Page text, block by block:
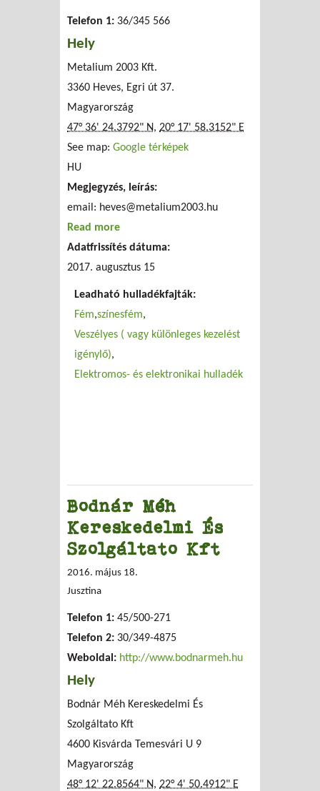
Telefon 1: 36/345 566
Hely
Metalium 2003 Kft.
3360 Heves, Egri út 37.
Magyarország
47° 36' 24.3792" N, 20° 17' 58.3152" E
See map: Google térképek
HU
Megjegyzés, leírás:
email: heves@metalium2003.hu
Read more
Adatfrissítés dátuma:
2017. augusztus 15
Leadható hulladékfajták:
Fém színesfém
Veszélyes ( vagy különleges kezelést
igénylő)
Elektromos- és elektronikai hulladék
Bodnár Méh
Kereskedelmi És
Szolgáltato Kft
2016. május 18.
Jusztina
Telefon 1: 45/500-271
Telefon 2: 30/349-4875
Weboldal: http://www.bodnarmeh.hu
Hely
Bodnár Méh Kereskedelmi És
Szolgáltato Kft
4600 Kisvárda Temesvári U 9
Magyarország
48° 12' 22.8564" N, 22° 4' 50.4912" E